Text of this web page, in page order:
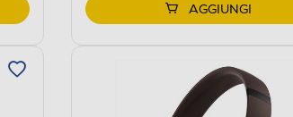
AGGIUNGI